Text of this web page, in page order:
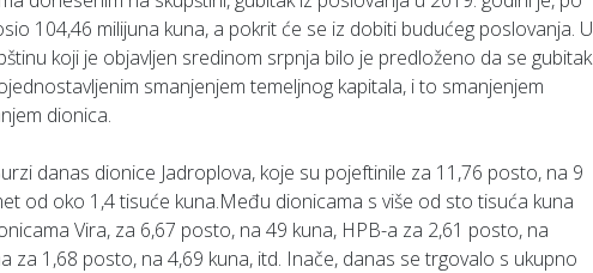
104,46 milijuna kuna, a pokrit će se iz dobiti budućeg poslovanja. U
koji je objavljen sredinom srpnja bilo je predloženo da se gubitak
smanjenjem temeljnog kapitala, i to smanjenjem
dionica.
danas dionice Jadroplova, koje su pojeftinile za 11,76 posto, na 9
od oko 1,4 tisuće kuna.Među dionicama s više od sto tisuća kuna
Vira, za 6,67 posto, na 49 kuna, HPB-a za 2,61 posto, na
za 1,68 posto, na 4,69 kuna, itd. Inače, danas se trgovalo s ukupno